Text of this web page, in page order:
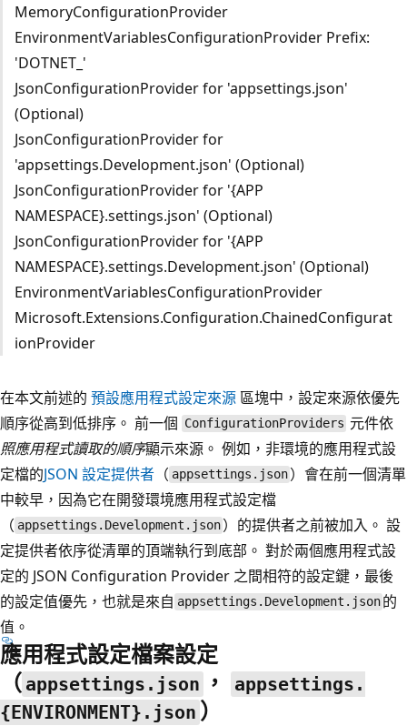
MemoryConfigurationProvider
EnvironmentVariablesConfigurationProvider Prefix:
'DOTNET_'
JsonConfigurationProvider for 'appsettings.json'
(Optional)
JsonConfigurationProvider for
'appsettings.Development.json' (Optional)
JsonConfigurationProvider for '{APP
NAMESPACE}.settings.json' (Optional)
JsonConfigurationProvider for '{APP
NAMESPACE}.settings.Development.json' (Optional)
EnvironmentVariablesConfigurationProvider
Microsoft.Extensions.Configuration.ChainedConfigurat
ionProvider
在本文前述的 預設應用程式設定來源 區塊中，設定來源依優先
順序從高到低排序。 前一個 ConfigurationProviders 元件依
照應用程式讀取的順序顯示來源。 例如，非環境的應用程式設
定檔的JSON 設定提供者 （ appsettings.json ）會在前一個清單
中較早，因為它在開發環境應用程式設定檔
（ appsettings.Development.json ）的提供者之前被加入。 設
定提供者依序從清單的頂端執行到底部。 對於兩個應用程式設
定的 JSON Configuration Provider 之間相符的設定鍵，最後
的設定值優先，也就是來自 appsettings.Development.json 的
值。
應用程式設定檔案設定
（ appsettings.json ， appsettings.
{ENVIRONMENT}.json ）